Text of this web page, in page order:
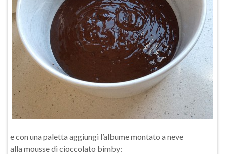
e con una paletta aggiungi l’albume montato a neve
alla mousse di cioccolato bimby: